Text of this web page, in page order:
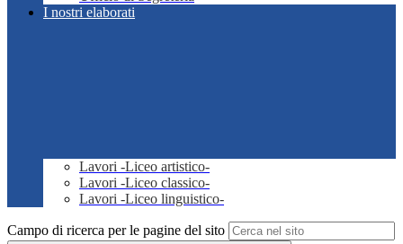
I nostri elaborati
Lavori -Liceo artistico-
Lavori -Liceo classico-
Lavori -Liceo linguistico-
Campo di ricerca per le pagine del sito